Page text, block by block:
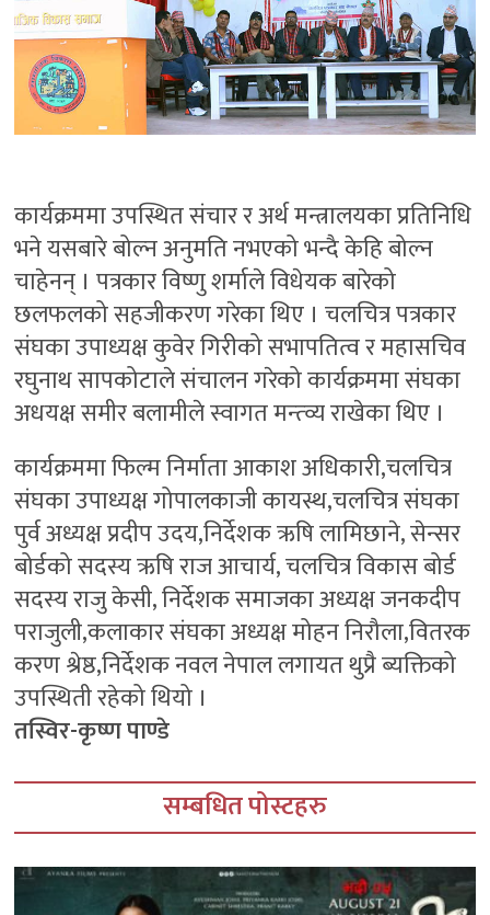
कार्यक्रममा उपस्थित संचार र अर्थ मन्त्रालयका प्रतिनिधि
भने यसबारे बोल्न अनुमति नभएको भन्दै केहि बोल्न
चाहेनन् । पत्रकार विष्णु शर्माले विधेयक बारेको
छलफलको सहजीकरण गरेका थिए । चलचित्र पत्रकार
संघका उपाध्यक्ष कुवेर गिरीको सभापतित्व र महासचिव
रघुनाथ सापकोटाले संचालन गरेको कार्यक्रममा संघका
अधयक्ष समीर बलामीले स्वागत मन्त्व्य राखेका थिए ।
कार्यक्रममा फिल्म निर्माता आकाश अधिकारी,चलचित्र
संघका उपाध्यक्ष गोपालकाजी कायस्थ,चलचित्र संघका
पुर्व अध्यक्ष प्रदीप उदय,निर्देशक ऋषि लामिछाने, सेन्सर
बोर्डको सदस्य ऋषि राज आचार्य, चलचित्र विकास बोर्ड
सदस्य राजु केसी, निर्देशक समाजका अध्यक्ष जनकदीप
पराजुली,कलाकार संघका अध्यक्ष मोहन निरौला,वितरक
करण श्रेष्ठ,निर्देशक नवल नेपाल लगायत थुप्रै ब्यक्तिको
उपस्थिती रहेको थियो ।
तस्विर-कृष्ण पाण्डे
सम्बधित पोस्टहरु